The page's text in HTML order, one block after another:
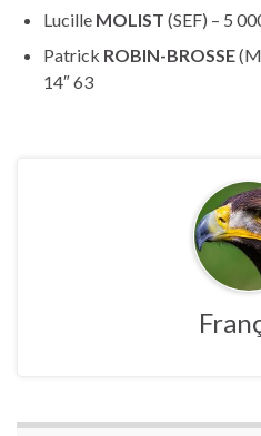
Lucille MOLIST (SEF) – 5
Patrick ROBIN-BROSSE
14″ 63